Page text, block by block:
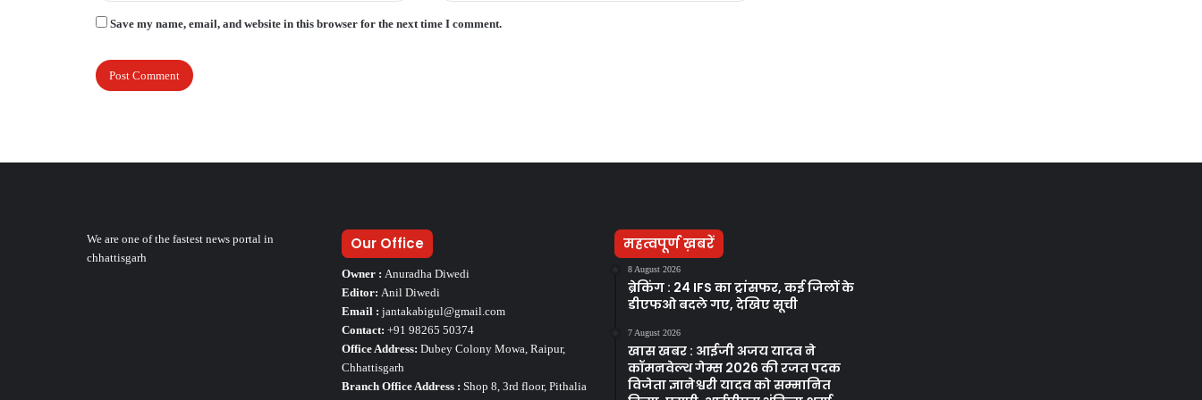
Save my name, email, and website in this browser for the next time I comment.
We are one of the fastest news portal in
chhattisgarh
Our Office
Owner : Anuradha Diwedi
Editor: Anil Diwedi
Email : jantakabigul@gmail.com
Contact: +91 98265 50374
Office Address: Dubey Colony Mowa, Raipur,
Chhattisgarh
Branch Office Address : Shop 8, 3rd floor, Pithalia
महत्वपूर्ण ख़बरें
8 August 2026
ब्रेकिंग : 24 IFS का ट्रांसफर, कई जिलों के
डीएफओ बदले गए, देखिए सूची
7 August 2026
खास खबर : आईजी अजय यादव ने
कॉमनवेल्थ गेम्स 2026 की रजत पदक
विजेता ज्ञानेश्वरी यादव को सम्मानित